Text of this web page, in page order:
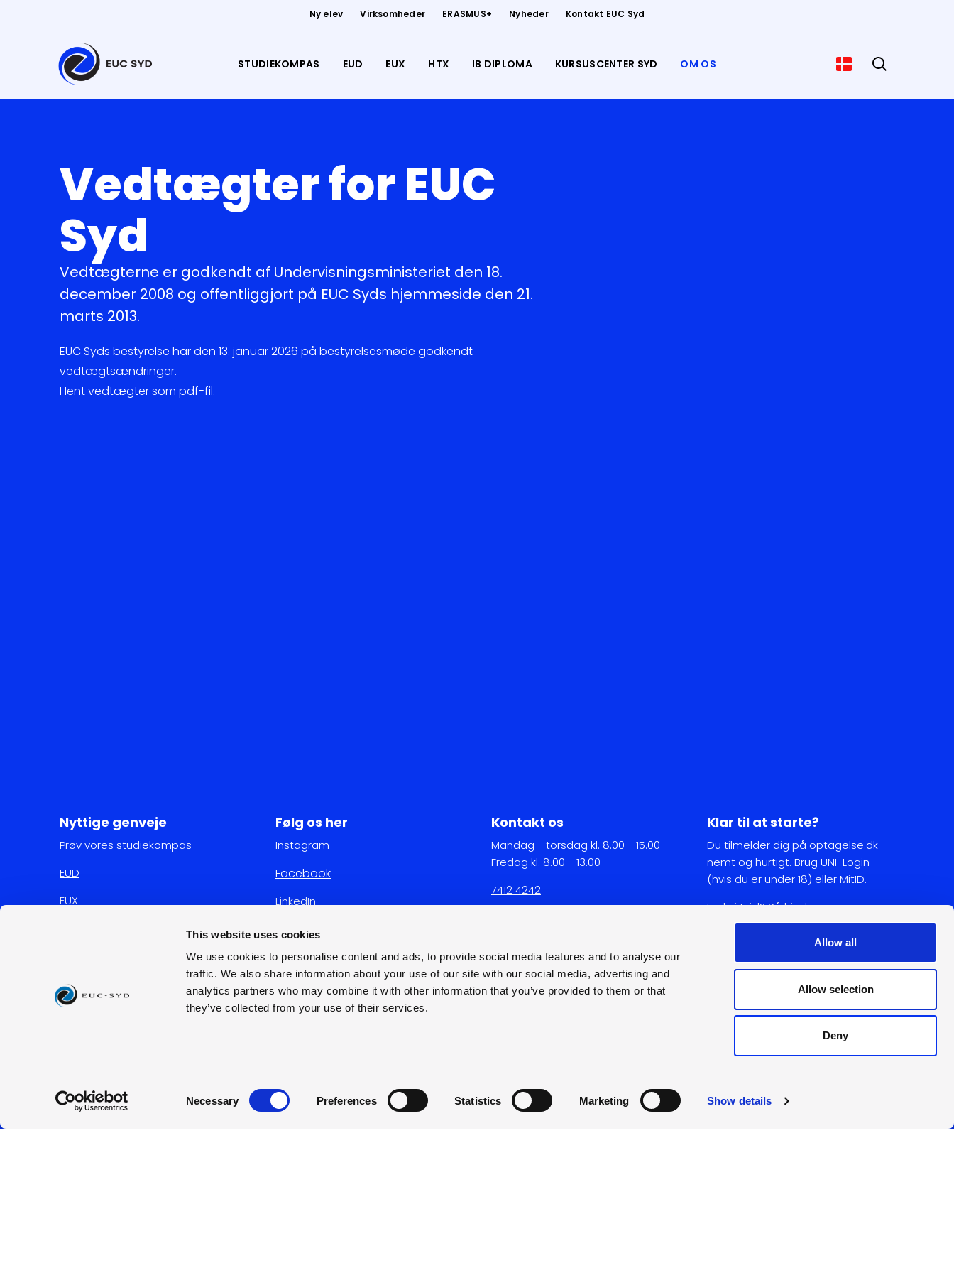
This website uses cookies
We use cookies to personalise content and ads, to provide social media features and to analyse our
traffic. We also share information about your use of our site with our social media, advertising and
analytics partners who may combine it with other information that you’ve provided to them or that
they’ve collected from your use of their services.
Selection
Necessary Preferences Statistics Marketing Show details
Allow all
Allow selection
Deny
Ny elev Virksomheder ERASMUS+ Nyheder Kontakt EUC Syd
STUDIEKOMPAS EUD EUX HTX IB DIPLOMA KURSUSCENTER SYD OM OS Vælg sprog
Søg
Vedtægter for EUC
Syd
Vedtægterne er godkendt af Undervisningsministeriet den 18.
december 2008 og offentliggjort på EUC Syds hjemmeside den 21.
marts 2013.
EUC Syds bestyrelse har den 13. januar 2026 på bestyrelsesmøde godkendt
vedtægtsændringer.
Hent vedtægter som pdf-fil.
Nyttige genveje
Prøv vores studiekompas
EUD
EUX
Studievejledning
Følg os her
Instagram
Facebook
LinkedIn
Kontakt os
Mandag - torsdag kl. 8.00 - 15.00
Fredag kl. 8.00 - 13.00
7412 4242
Klar til at starte?
Du tilmelder dig på optagelse.dk –
nemt og hurtigt. Brug UNI-Login
(hvis du er under 18) eller MitID.
Er du i tvivl? Så hjælper vores
studievejledere dig videre.
EAN: 5798000557048
CookiepolitikSmiley-rapporterKvalitet Karriere på EUC Syd MedarbejderIntra PrivatlivspolitikkerTilgængelighedserklæring